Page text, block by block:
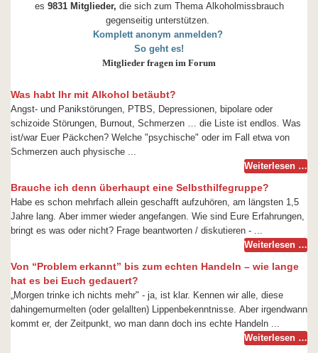
es 9831 Mitglieder, die sich zum Thema Alkoholmissbrauch
gegenseitig unterstützen.
Komplett anonym anmelden?
So geht es!
Mitglieder fragen im Forum
Was habt Ihr mit Alkohol betäubt?
Angst- und Panikstörungen, PTBS, Depressionen, bipolare oder
schizoide Störungen, Burnout, Schmerzen … die Liste ist endlos. Was
ist/war Euer Päckchen? Welche "psychische" oder im Fall etwa von
Schmerzen auch physische ...
Weiterlesen …
Brauche ich denn überhaupt eine Selbsthilfegruppe?
Habe es schon mehrfach allein geschafft aufzuhören, am längsten 1,5
Jahre lang. Aber immer wieder angefangen. Wie sind Eure Erfahrungen,
bringt es was oder nicht? Frage beantworten / diskutieren - ...
Weiterlesen …
Von “Problem erkannt” bis zum echten Handeln – wie lange
hat es bei Euch gedauert?
„Morgen trinke ich nichts mehr" - ja, ist klar. Kennen wir alle, diese
dahingemurmelten (oder gelallten) Lippenbekenntnisse. Aber irgendwann
kommt er, der Zeitpunkt, wo man dann doch ins echte Handeln ...
Weiterlesen …